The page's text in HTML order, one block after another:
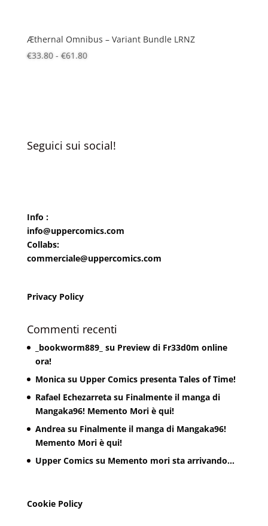
Æthernal Omnibus – Variant Bundle LRNZ
€33.80 - €61.80Fascia
€61.80
Seguici sui social!
Info :
info@uppercomics.com
Collabs:
commerciale@uppercomics.com
Privacy Policy
Commenti recenti
_bookworm889_ su Preview di Fr33d0m online
ora!
Monicasu Upper Comics presenta Tales of Time!
Rafael Echezarretasu Finalmente il manga di
Mangaka96! Memento Mori è qui!
Andreasu Finalmente il manga di Mangaka96!
Memento Mori è qui!
Upper Comicssu Memento mori sta arrivando…
Cookie Policy